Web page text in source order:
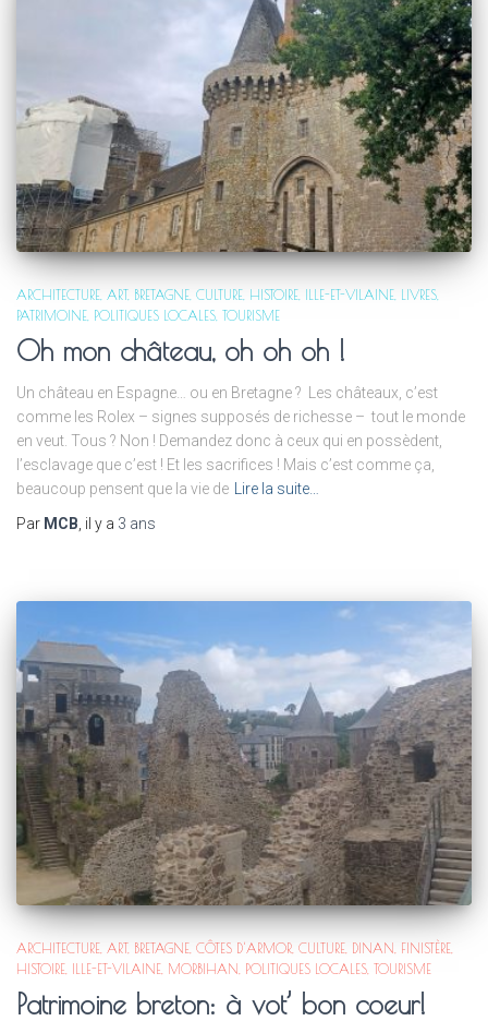
ARCHITECTURE ART BRETAGNE CULTURE HISTOIRE ILLE-ET-VILAINE
LIVRES
PATRIMOINE POLITIQUES LOCALES TOURISME
Oh mon château, oh oh oh !
Un château en Espagne… ou en Bretagne ? Les châteaux, c’est
comme les Rolex – signes supposés de richesse – tout le monde
en veut. Tous ? Non ! Demandez donc à ceux qui en possèdent,
l’esclavage que c’est ! Et les sacrifices ! Mais c’est comme ça,
beaucoup pensent que la vie de Lire la suite…
Par MCB, il y a 3 ans
ARCHITECTURE ART BRETAGNE CÔTES D'ARMOR CULTURE DINAN
FINISTÈRE
HISTOIRE
ILLE-ET-VILAINE MORBIHAN POLITIQUES LOCALES TOURISME
Patrimoine breton: à vot’ bon coeur!